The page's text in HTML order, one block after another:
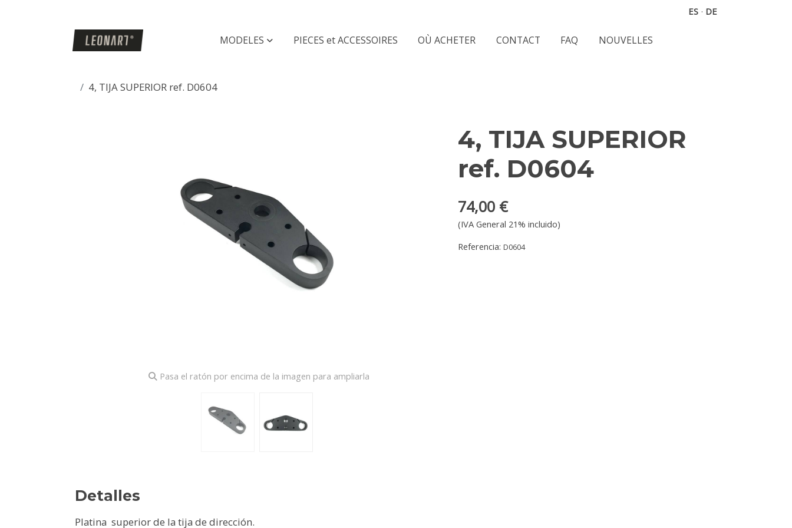
ES · DE
MODELES PIECES et ACCESSOIRES OÙ ACHETER CONTACT FAQ NOUVELLES
4, TIJA SUPERIOR ref. D0604
Pasa el ratón por encima de la imagen para ampliarla
Detalles
Platina superior de la tija de dirección.
4, TIJA SUPERIOR
ref. D0604
74,00 €
(IVA General 21% incluido)
Referencia:D0604